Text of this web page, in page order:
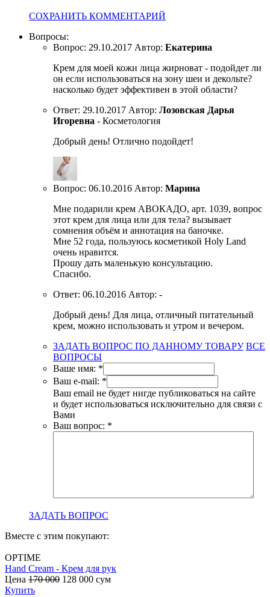
СОХРАНИТЬ КОММЕНТАРИЙ
Вопросы:
Вопрос: 29.10.2017 Автор: Екатерина
Крем для моей кожи лица жирноват - подойдет ли
он если использоваться на зону шеи и декольте?
насколько будет эффективен в этой области?
Ответ: 29.10.2017 Автор: Лозовская Дарья
Игоревна - Косметология
Добрый день! Отлично подойдет!
Вопрос: 06.10.2016 Автор: Марина
Мне подарили крем АВОКАДО, арт. 1039, вопрос
этот крем для лица или для тела? вызывает
сомнения объём и аннотация на баночке.
Мне 52 года, пользуюсь косметикой Holy Land
очень нравится.
Прошу дать маленькую консультацию.
Спасибо.
Ответ: 06.10.2016 Автор: -
Добрый день! Для лица, отличный питательный
крем, можно использовать и утром и вечером.
ЗАДАТЬ ВОПРОС ПО ДАННОМУ ТОВАРУ ВСЕ
ВОПРОСЫ
Ваше имя: *
Ваш e-mail: *
Ваш email не будет нигде публиковаться на сайте
и будет использоваться исключительно для связи с
Вами
Ваш вопрос: *
ЗАДАТЬ ВОПРОС
Вместе с этим покупают:
OPTIME
Hand Cream - Крем для рук
Цена 170 000 128 000 сум
Купить